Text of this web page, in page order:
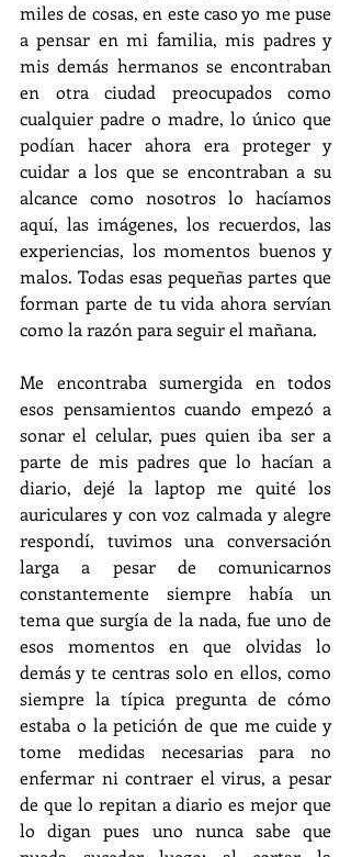
miles de cosas, en este caso yo me puse
a pensar en mi familia, mis padres y
mis demás hermanos se encontraban
en otra ciudad preocupados como
cualquier padre o madre, lo único que
podían hacer ahora era proteger y
cuidar a los que se encontraban a su
alcance como nosotros lo hacíamos
aquí, las imágenes, los recuerdos, las
experiencias, los momentos buenos y
malos. Todas esas pequeñas partes que
forman parte de tu vida ahora servían
como la razón para seguir el mañana.
Me encontraba sumergida en todos
esos pensamientos cuando empezó a
sonar el celular, pues quien iba ser a
parte de mis padres que lo hacían a
diario, dejé la laptop me quité los
auriculares y con voz calmada y alegre
respondí, tuvimos una conversación
larga a pesar de comunicarnos
constantemente siempre había un
tema que surgía de la nada, fue uno de
esos momentos en que olvidas lo
demás y te centras solo en ellos, como
siempre la típica pregunta de cómo
estaba o la petición de que me cuide y
tome medidas necesarias para no
enfermar ni contraer el virus, a pesar
de que lo repitan a diario es mejor que
lo digan pues uno nunca sabe que